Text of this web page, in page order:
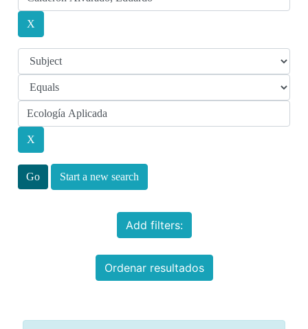
Start a new search
Add filters:
Ordenar resultados